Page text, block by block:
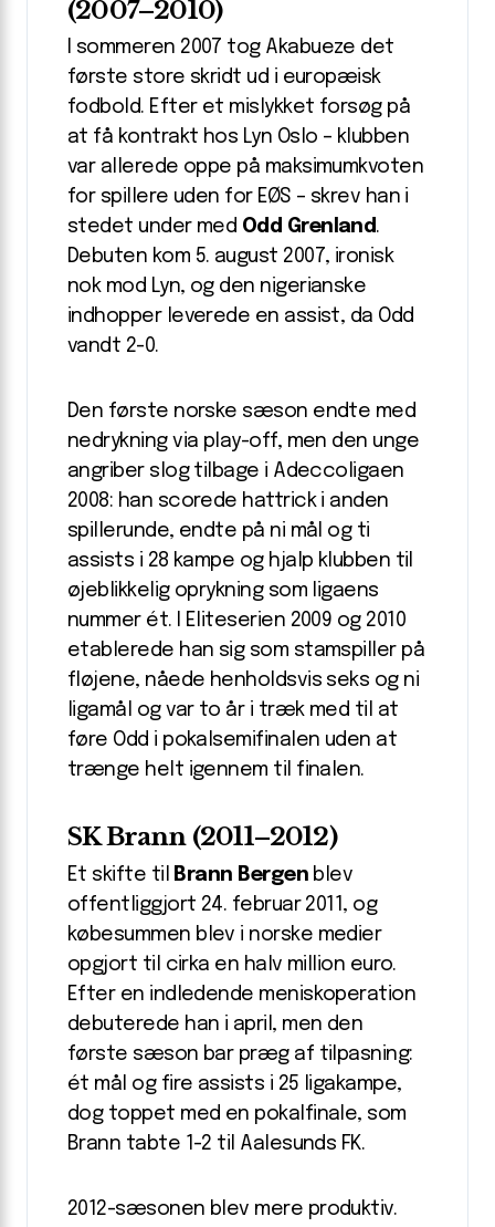
(2007–2010)
I sommeren 2007 tog Akabueze det
første store skridt ud i europæisk
fodbold. Efter et mislykket forsøg på
at få kontrakt hos Lyn Oslo – klubben
var allerede oppe på maksimumkvoten
for spillere uden for EØS – skrev han i
stedet under med Odd Grenland.
Debuten kom 5. august 2007, ironisk
nok mod Lyn, og den nigerianske
indhopper leverede en assist, da Odd
vandt 2-0.
Den første norske sæson endte med
nedrykning via play-off, men den unge
angriber slog tilbage i Adeccoligaen
2008: han scorede hattrick i anden
spillerunde, endte på ni mål og ti
assists i 28 kampe og hjalp klubben til
øjeblikkelig oprykning som ligaens
nummer ét. I Eliteserien 2009 og 2010
etablerede han sig som stamspiller på
fløjene, nåede henholdsvis seks og ni
ligamål og var to år i træk med til at
føre Odd i pokalsemifinalen uden at
trænge helt igennem til finalen.
SK Brann (2011–2012)
Et skifte til Brann Bergenblev
offentliggjort 24. februar 2011, og
købesummen blev i norske medier
opgjort til cirka en halv million euro.
Efter en indledende meniskoperation
debuterede han i april, men den
første sæson bar præg af tilpasning:
ét mål og fire assists i 25 ligakampe,
dog toppet med en pokalfinale, som
Brann tabte 1-2 til Aalesunds FK.
2012-sæsonen blev mere produktiv.